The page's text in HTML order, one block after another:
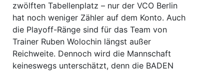
zwölften Tabellenplatz – nur der VCO Berlin
hat noch weniger Zähler auf dem Konto. Auch
die Playoff-Ränge sind für das Team von
Trainer Ruben Wolochin längst außer
Reichweite. Dennoch wird die Mannschaft
keineswegs unterschätzt, denn die BADEN